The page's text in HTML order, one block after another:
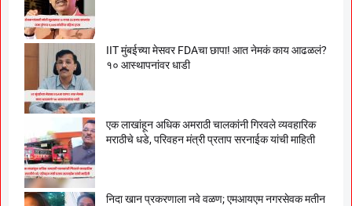
IIT मुंबईच्या मेसवर FDAचा छापा! आत नेमकं काय आढळलं?
१० आस्थापनांवर धाडी
एक लाखांहून अधिक अमराठी चालकांनी गिरवले व्यवहारिक
मराठीचे धडे, परिवहन मंत्री प्रताप सरनाईक यांची माहिती
निदा खान प्रकरणाला नवे वळण; एमआयएम नगरसेवक मतीन